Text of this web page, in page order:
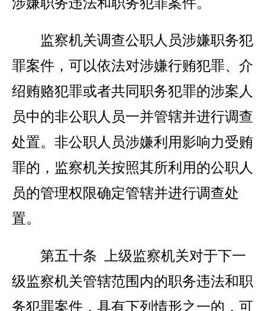
监察机关调查公职人员涉嫌职务犯
罪案件，可以依法对涉嫌行贿犯罪、介
绍贿赂犯罪或者共同职务犯罪的涉案人
员中的非公职人员一并管辖并进行调查
处置。非公职人员涉嫌利用影响力受贿
罪的，监察机关按照其所利用的公职人
员的管理权限确定管辖并进行调查处
置。
第五十条 上级监察机关对于下一
级监察机关管辖范围内的职务违法和职
务犯罪案件，具有下列情形之一的，可